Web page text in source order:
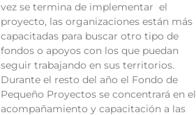
vez se termina de implementar el
proyecto, las organizaciones están más
capacitadas para buscar otro tipo de
fondos o apoyos con los que puedan
seguir trabajando en sus territorios.
Durante el resto del año el Fondo de
Pequeño Proyectos se concentrará en el
acompañamiento y capacitación a las